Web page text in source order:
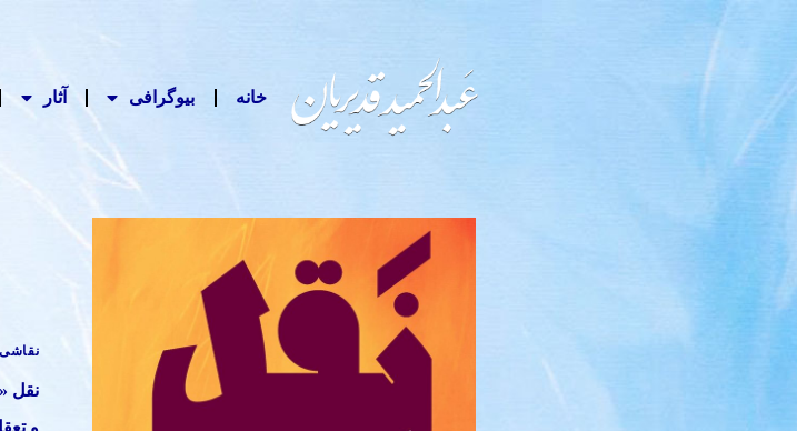
خانه بیوگرافی آثار
نقاشی
نقل
و